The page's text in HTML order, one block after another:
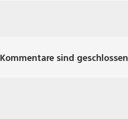
Kommentare sind